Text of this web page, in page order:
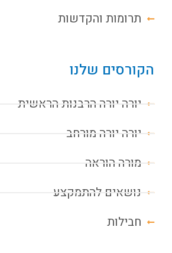
תרומות והקדשות
הקורסים שלנו
יורה יורה הרבנות הראשית
יורה יורה מורחב
מורה הוראה
נושאים להתמקצע
חבילות